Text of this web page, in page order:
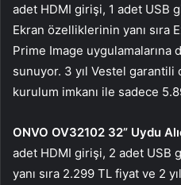
adet HDMI girişi, 1 adet USB
Ekran özelliklerinin yanı sıra
Prime Image uygulamalarına
sunuyor. 3 yıl Vestel
kurulum imkanı ile sadece
ONVO OV32102 32” Uydu
adet HDMI girişi, 2 adet USB
yanı sıra 2.299 TL fiyat ve 2